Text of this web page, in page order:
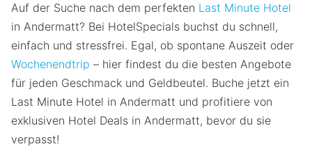
Auf der Suche nach dem perfekten Last Minute Hotel
in Andermatt? Bei HotelSpecials buchst du schnell,
einfach und stressfrei. Egal, ob spontane Auszeit oder
Wochenendtrip – hier findest du die besten Angebote
für jeden Geschmack und Geldbeutel. Buche jetzt ein
Last Minute Hotel in Andermatt und profitiere von
exklusiven Hotel Deals in Andermatt, bevor du sie
verpasst!